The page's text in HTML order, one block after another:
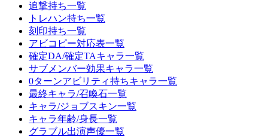
追撃持ち一覧
トレハン持ち一覧
刻印持ち一覧
アビコピー対応表一覧
確定DA/確定TAキャラ一覧
サブメンバー効果キャラ一覧
0ターンアビリティ持ちキャラ一覧
最終キャラ/召喚石一覧
キャラ/ジョブスキン一覧
キャラ年齢/身長一覧
グラブル出演声優一覧